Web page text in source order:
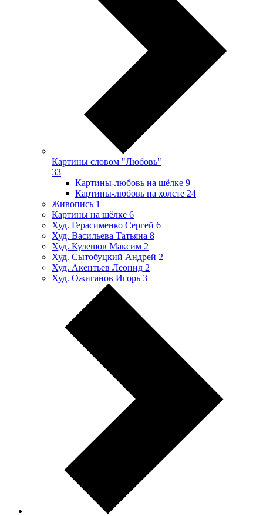
Картины словом "Любовь"
33
Картины-любовь на шёлке 9
Картины-любовь на холсте 24
Живопись 1
Картины на шёлке 6
Худ. Герасименко Сергей 6
Худ. Васильева Татьяна 8
Худ. Кулешов Максим 2
Худ. Сытобуцкий Андрей 2
Худ. Акентьев Леонид 2
Худ. Ожиганов Игорь 3